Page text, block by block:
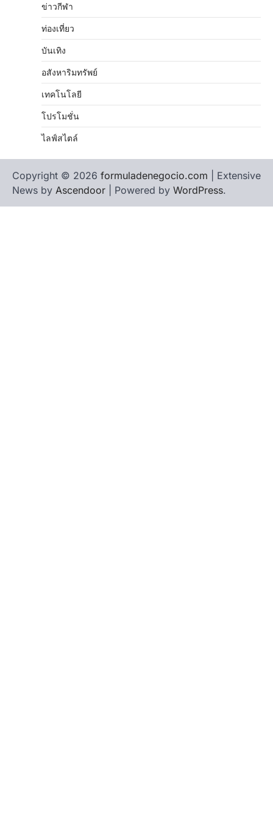
ข่าวกีฬา
ท่องเที่ยว
บันเทิง
อสังหาริมทรัพย์
เทคโนโลยี
โปรโมชั่น
ไลฟ์สไตล์
Copyright © 2026 formuladenegocio.com | Extensive
News by Ascendoor | Powered by WordPress.